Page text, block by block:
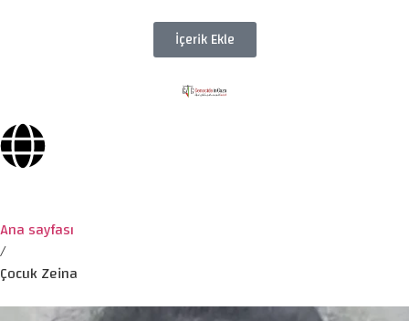
İçerik Ekle
Ana sayfası
/
Çocuk Zeina